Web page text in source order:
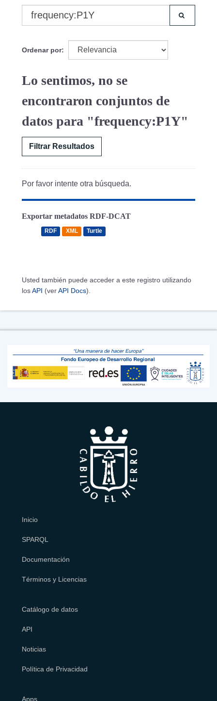
Ordenar por
Lo sentimos, no se
encontraron conjuntos de
datos para "frequency:P1Y"
Filtrar Resultados
Por favor intente otra búsqueda.
Exportar metadatos RDF-DCAT
RDF XML Turtle
Usted también puede acceder a este registro utilizando
losAPI (verAPI Docs).
Inicio
SPARQL
Documentación
Términos y Licencias
Catálogo de datos
API
Noticias
Política de Privacidad
Apps